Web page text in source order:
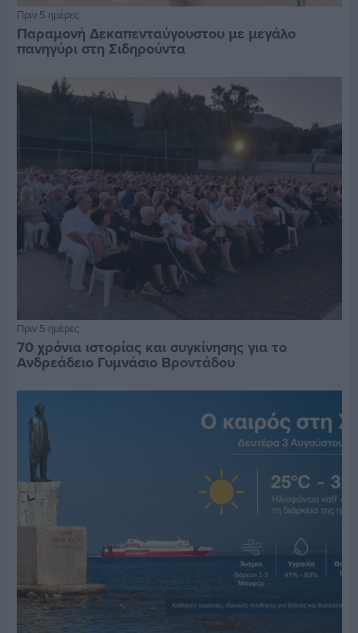
Πριν 5 ημέρες
Παραμονή Δεκαπενταύγουστου με μεγάλο
πανηγύρι στη Σιδηρούντα
Πριν 5 ημέρες
70 χρόνια ιστορίας και συγκίνησης για το
Ανδρεάδειο Γυμνάσιο Βροντάδου